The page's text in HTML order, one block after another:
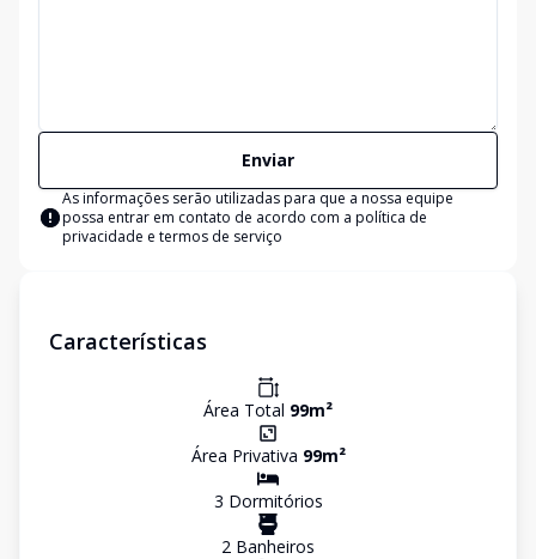
Enviar
As informações serão utilizadas para que a nossa equipe
possa entrar em contato de acordo com a política de
privacidade e termos de serviço
Características
Área Total 99m²
Área Privativa 99m²
3 Dormitórios
2 Banheiros